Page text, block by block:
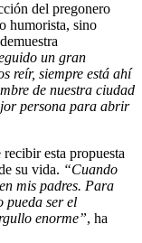
del pregonero
humorista, sino
un gran
reír, siempre está ahí
de nuestra ciudad
persona para abrir
esta propuesta
su vida. “Cuando
mis padres. Para
pueda ser el
enorme”, ha